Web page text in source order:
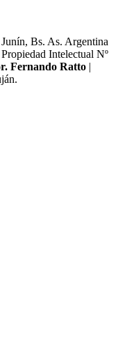
Bs. As. Argentina
Intelectual Nº
Fernando Ratto |